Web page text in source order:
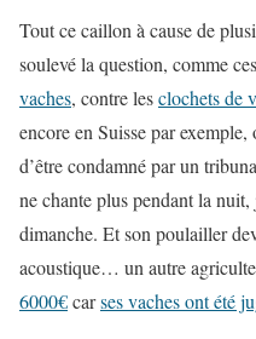
Tout ce caillon à cause de
soulevé la question, comme
vaches, contre lesclochets de
encore en Suisse par
d’être condamné par un
ne chante plus pendant la
dimanche. Et son poulailler
acoustique… un autre
6000€carses vaches ont été